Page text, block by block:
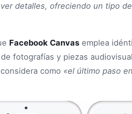
detalles, ofreciendo un tipo
Facebook Canvas emplea
fotografías y piezas
como «el último paso